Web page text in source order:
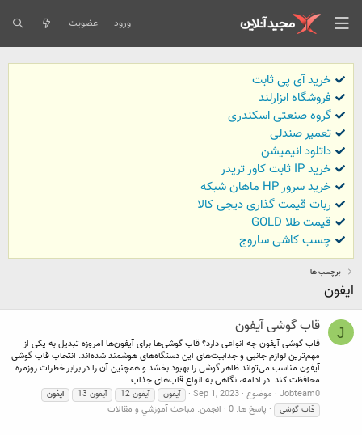
ورود عضویت
خرید آی پی ثابت
فروشگاه ابزارلند
گروه صنعتی اسکندری
تعمیر صندلی
داتلود انیمیشن
خرید IP ثابت کاور تریدر
خرید سرور HP ماهان شبکه
ربات قیمت گذاری دیجی کالا
قیمت طلا GOLD
چسب کاشی ساروج
برچسب ها
ایفون
J قاب گوشی آیفون
قاب گوشی آیفون چه انواعی دارد؟ قاب گوشی‌ها برای آیفون‌ها امروزه تبدیل به یکی از
مهم‌ترین لوازم جانبی و جذابیت‌های این دستگاه‌های هوشمند شده‌اند. انتخاب قاب گوشی
آیفون مناسب می‌تواند ظاهر گوشی را بهبود بخشد و همچنین آن را در برابر خطرات روزمره
محافظت کند. در ادامه، نگاهی به انواع قاب‌های جذاب...
Jobteam0 موضوع Sep 1, 2023 آیفون آیفون 12 آیفون 13
ایفون
قاب گوشی
پاسخ ها: 0 انجمن: مباحث آموزشي و مقالات